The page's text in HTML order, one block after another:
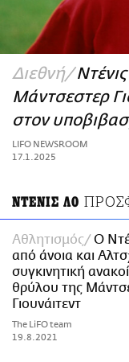
ΑΜΠΑ
PRINT
Διεθνή
Μάντσεστερ
στον
LIFO NEWSROOM
17.1.2025
ΝΤΕΝΙΣ ΛΟ
Αθλητισμός
Ο
από άνοια και
συγκινητική
θρύλου της
Γιουνάιτεντ
The LiFO team
19.8.2021